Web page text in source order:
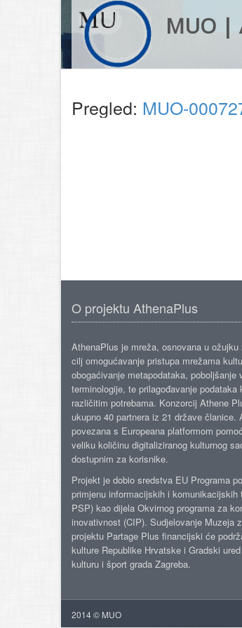
MUO |
Pregled: MUO-
O projektu AthenaPlus
AthenaPlus je mreža, osnovana u
cilj omogućavanje pristupa mrežama
obogaćivanje metapodataka, poboljšanje
terminologije, te prilagođavanje podataka
različitim potrebama. Konzorcij Athene
ukupno 40 partnera iz 21 države članice.
povezana s Europeana platformom
veliku količinu digitaliziranog kulturnog
dostupnim za korisnike.
Projekt je dobio sredstva EU Programa
primjenu informacijskih i komunikacijskih
PSP) kao dijela Okvirnog programa za
inovativnost (CIP). Sudjelovanje Muzeja
projektu Partage Plus financijski će
kulture Republike Hrvatske i Gradski
kulturu i šport grada Zagreba.
2014 © MUO